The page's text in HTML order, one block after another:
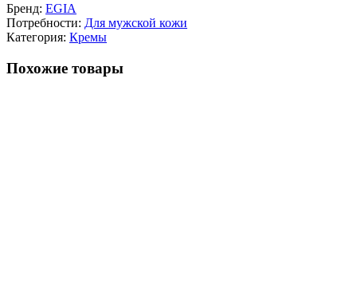
Бренд: EGIA
Потребности: Для мужской кожи
Категория: Кремы
Похожие товары